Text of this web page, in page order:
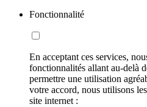
Fonctionnalité
En acceptant ces services,
fonctionnalités allant au-delà
permettre une utilisation
votre accord, nous utilisons
site internet :